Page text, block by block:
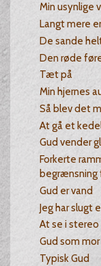
Min usynlige
Langt mere
De sande
Den røde
Tæt på
Min hjernes
Så blev det
At gå et
Gud vender
Forkerte
begrænsning
Gud er vand
Jeg har slugt
At se i stereo
Gud som mor
Typisk Gud